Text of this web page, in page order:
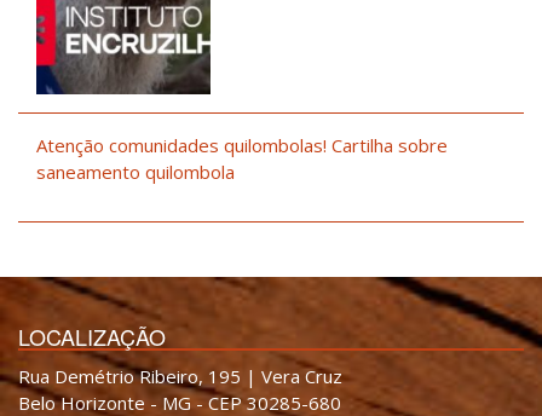
Atenção comunidades quilombolas! Cartilha sobre
saneamento quilombola
LOCALIZAÇÃO
Rua Demétrio Ribeiro, 195 | Vera Cruz
Belo Horizonte - MG - CEP 30285-680